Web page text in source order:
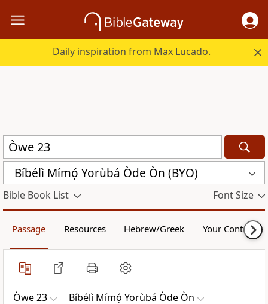
Daily inspiration from Max Lucado.
Bíbélì Mímọ́ Yorùbá Òde Òn (BYO)
Bible Book List Font Size
Passage Resources Hebrew/Greek Your Content
Òwe 23 Bíbélì Mímọ́ Yorùbá Òde Òn